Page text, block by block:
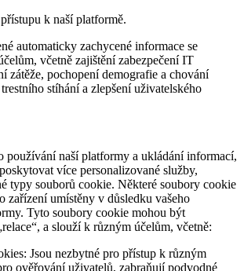
k naší platformě.
automaticky zachycené informace se
včetně zajištění zabezpečení IT
zátěže, pochopení demografie a chování
stíhání a zlepšení uživatelského
používání naší platformy a ukládání informací,
více personalizované služby,
typy souborů cookie. Některé soubory cookie
zařízení umístěny v důsledku vašeho
Tyto soubory cookie mohou být
a slouží k různým účelům, včetně:
Jsou nezbytné pro přístup k různým
ověřování uživatelů, zabraňují podvodné